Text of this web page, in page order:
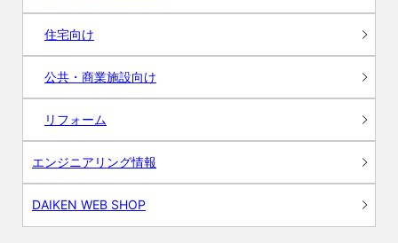
住宅向け
公共・商業施設向け
リフォーム
エンジニアリング情報
DAIKEN WEB SHOP